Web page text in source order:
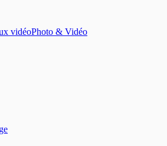
vidéoPhoto & Vidéo